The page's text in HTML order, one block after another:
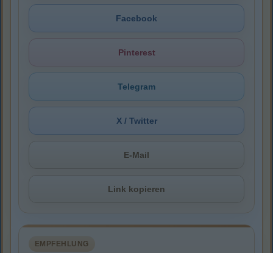
Facebook
Pinterest
Telegram
X / Twitter
E-Mail
Link kopieren
EMPFEHLUNG